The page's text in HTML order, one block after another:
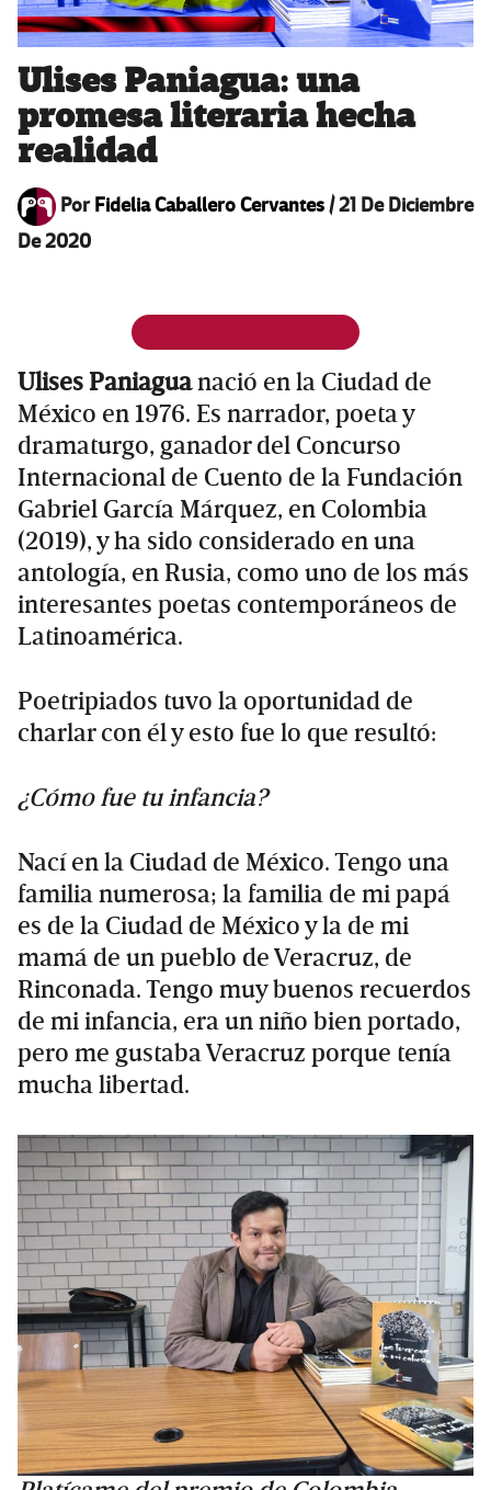
Ulises Paniagua: una
promesa literaria hecha
realidad
PorFidelia Caballero Cervantes/21 De Diciembre
De 2020
Ulises Paniaguanació en la Ciudad de
México en 1976. Es narrador, poeta y
dramaturgo, ganador del Concurso
Internacional de Cuento de la Fundación
Gabriel García Márquez, en Colombia
(2019), y ha sido considerado en una
antología, en Rusia, como uno de los más
interesantes poetas contemporáneos de
Latinoamérica.
Poetripiados tuvo la oportunidad de
charlar con él y esto fue lo que resultó:
¿Cómo fue tu infancia?
Nací en la Ciudad de México. Tengo una
familia numerosa; la familia de mi papá
es de la Ciudad de México y la de mi
mamá de un pueblo de Veracruz, de
Rinconada. Tengo muy buenos recuerdos
de mi infancia, era un niño bien portado,
pero me gustaba Veracruz porque tenía
mucha libertad.